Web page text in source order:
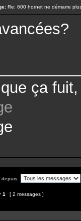
Re: 600 hornet ne démarre
ça
depuis:
1 [ 2 messages ]